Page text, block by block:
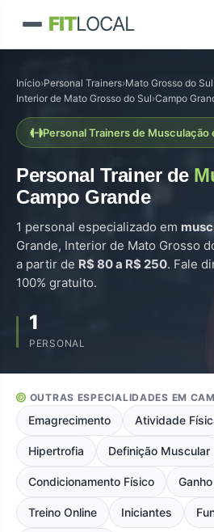
FITLOCAL
Início›Personal Trainers›Mato Grosso do Sul
Interior de Mato Grosso do Sul›Campo
Personal Trainers de Musculação
Personal Trainer de
Campo Grande
1 personal especializado em
Grande, Interior de Mato Grosso
a partir de R$ 80 a R$ 250. Fale
100% gratuito.
1
PERSONAL
OUTRAS ESPECIALIDADES EM
Emagrecimento Atividade
Hipertrofia Definição Muscular
Condicionamento Físico
Treino Online Iniciantes